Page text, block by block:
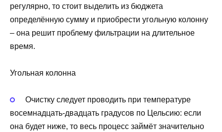
регулярно, то стоит выделить из бюджета
определённую сумму и приобрести угольную колонну
– она решит проблему фильтрации на длительное
время.
Угольная колонна
Очистку следует проводить при температуре
восемнадцать-двадцать градусов по Цельсию: если
она будет ниже, то весь процесс займёт значительно